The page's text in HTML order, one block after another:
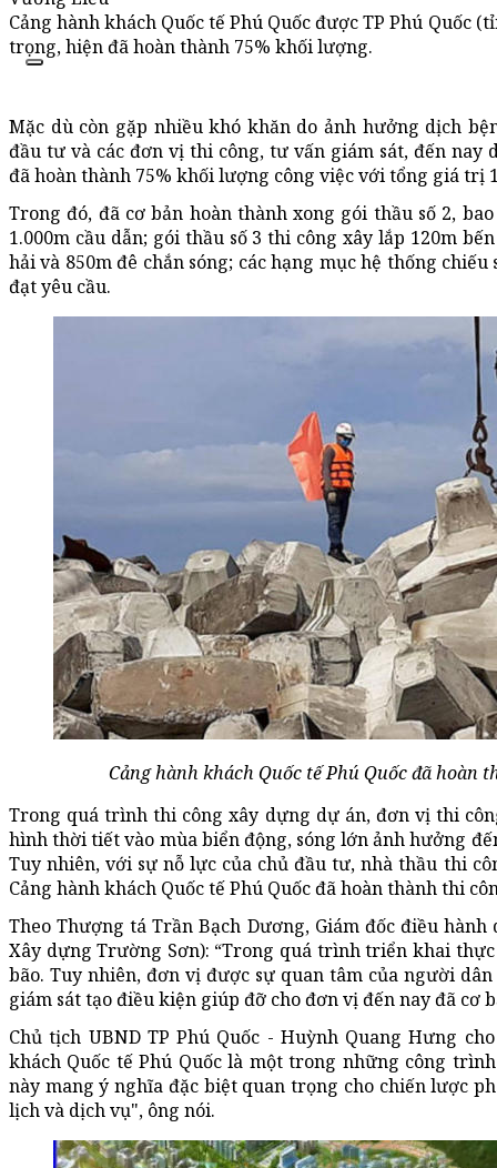
Cảng hành khách Quốc tế Phú Quốc được TP Phú Quốc
trọng, hiện đã hoàn thành 75% khối lượng.
Mặc dù còn gặp nhiều khó khăn do ảnh hưởng dịch
đầu tư và các đơn vị thi công, tư vấn giám sát, đến nay
đã hoàn thành 75% khối lượng công việc với tổng giá trị
Trong đó, đã cơ bản hoàn thành xong gói thầu số 2,
1.000m cầu dẫn; gói thầu số 3 thi công xây lắp 120m
hải và 850m đê chắn sóng; các hạng mục hệ thống
đạt yêu cầu.
Cảng hành khách Quốc tế Phú Quốc đã hoàn
Trong quá trình thi công xây dựng dự án, đơn vị thi
hình thời tiết vào mùa biển động, sóng lớn ảnh hưởng
Tuy nhiên, với sự nỗ lực của chủ đầu tư, nhà thầu thi
Cảng hành khách Quốc tế Phú Quốc đã hoàn thành thi
Theo Thượng tá Trần Bạch Dương, Giám đốc điều
Xây dựng Trường Sơn): “Trong quá trình triển khai
bão. Tuy nhiên, đơn vị được sự quan tâm của người
giám sát tạo điều kiện giúp đỡ cho đơn vị đến nay đã cơ
Chủ tịch UBND TP Phú Quốc - Huỳnh Quang Hưng
khách Quốc tế Phú Quốc là một trong những công
này mang ý nghĩa đặc biệt quan trọng cho chiến lược
lịch và dịch vụ", ông nói.